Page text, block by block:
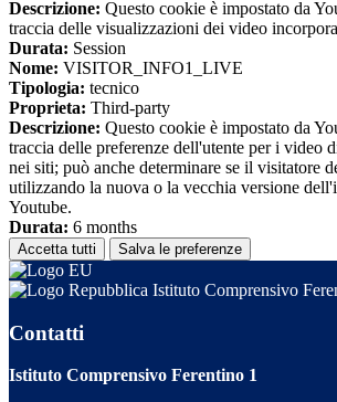
Descrizione: Questo cookie è impostato da
traccia delle visualizzazioni dei video
Durata: Session
Nome: VISITOR_INFO1_LIVE
Tipologia: tecnico
Proprieta: Third-party
Descrizione: Questo cookie è impostato da
traccia delle preferenze dell'utente per i video
nei siti; può anche determinare se il visitatore
utilizzando la nuova o la vecchia versione
Youtube.
Durata: 6 months
Accetta tutti Salva le preferenze
Istituto Comprensivo
Contatti
Istituto Comprensivo Ferentino 1